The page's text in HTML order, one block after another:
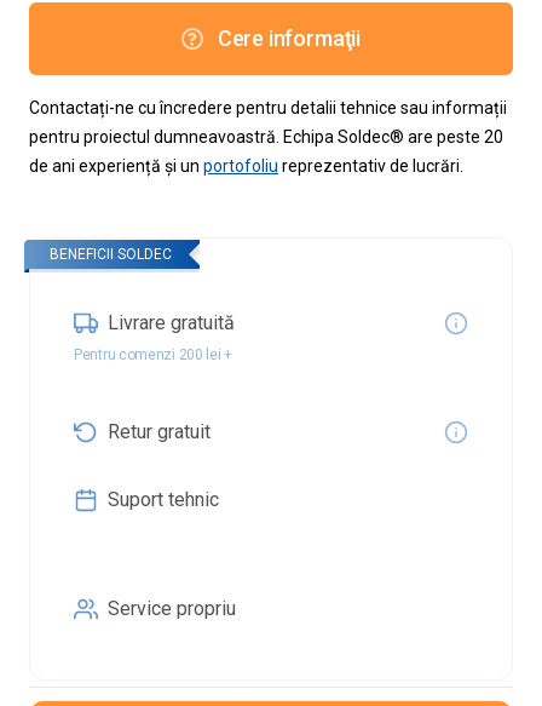
Cere informaţii
Contactați-ne cu încredere pentru detalii tehnice sau informații
pentru proiectul dumneavoastră. Echipa Soldec® are peste 20
de ani experiență și un portofoliu reprezentativ de lucrări.
BENEFICII SOLDEC
Livrare gratuită
Pentru comenzi 200 lei +
Retur gratuit
Suport tehnic
Service propriu